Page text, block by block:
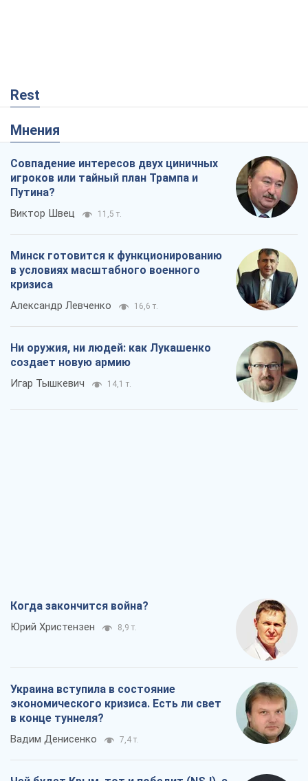
Rest
Мнения
Совпадение интересов двух циничных
игроков или тайный план Трампа и
Путина?
Виктор Швец 11,5 т.
Минск готовится к функционированию
в условиях масштабного военного
кризиса
Александр Левченко 16,6 т.
Ни оружия, ни людей: как Лукашенко
создает новую армию
Игар Тышкевич 14,1 т.
Когда закончится война?
Юрий Христензен 8,9 т.
Украина вступила в состояние
экономического кризиса. Есть ли свет
в конце туннеля?
Вадим Денисенко 7,4 т.